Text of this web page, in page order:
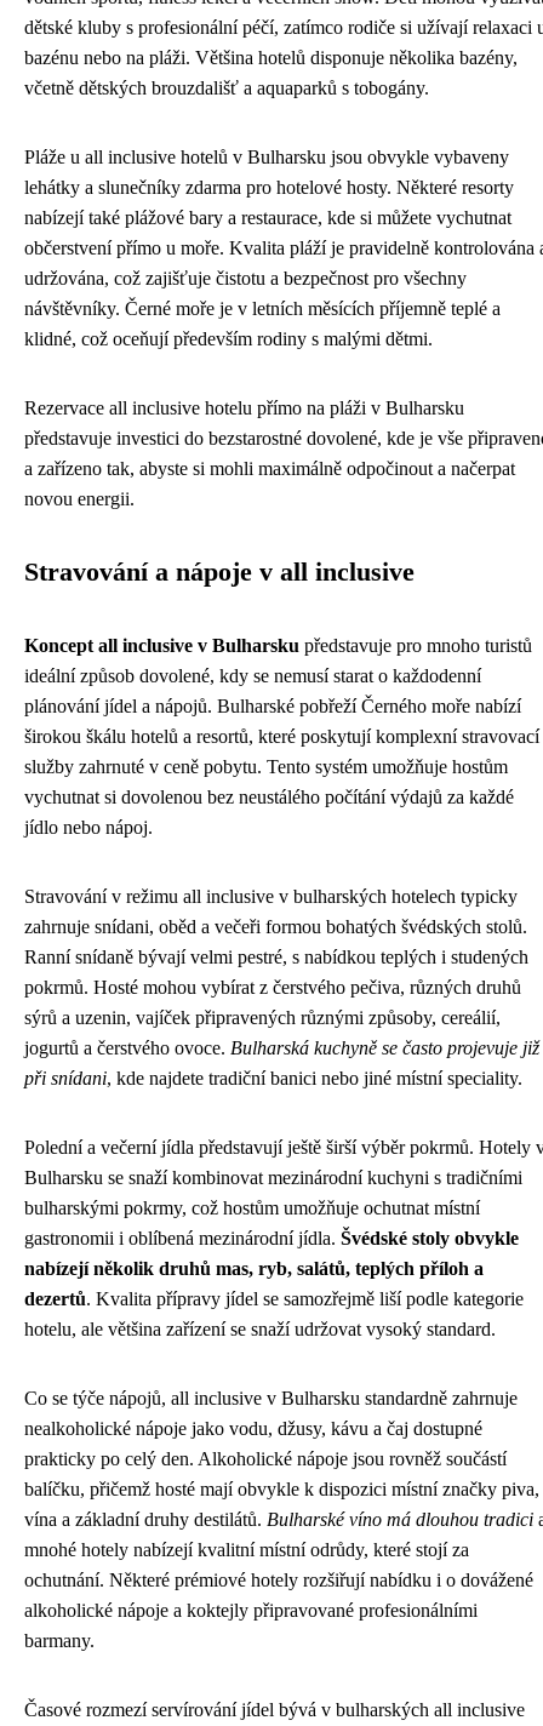
dětské kluby s profesionální péčí, zatímco rodiče si užívají relaxaci
bazénu nebo na pláži. Většina hotelů disponuje několika bazény,
včetně dětských brouzdališť a aquaparků s tobogány.
Pláže u all inclusive hotelů v Bulharsku jsou obvykle vybaveny
lehátky a slunečníky zdarma pro hotelové hosty. Některé resorty
nabízejí také plážové bary a restaurace, kde si můžete vychutnat
občerstvení přímo u moře. Kvalita pláží je pravidelně kontrolována
udržována, což zajišťuje čistotu a bezpečnost pro všechny
návštěvníky. Černé moře je v letních měsících příjemně teplé a
klidné, což oceňují především rodiny s malými dětmi.
Rezervace all inclusive hotelu přímo na pláži v Bulharsku
představuje investici do bezstarostné dovolené, kde je vše
a zařízeno tak, abyste si mohli maximálně odpočinout a načerpat
novou energii.
Stravování a nápoje v all inclusive
Koncept all inclusive v Bulharsku představuje pro mnoho turistů
ideální způsob dovolené, kdy se nemusí starat o každodenní
plánování jídel a nápojů. Bulharské pobřeží Černého moře nabízí
širokou škálu hotelů a resortů, které poskytují komplexní stravovací
služby zahrnuté v ceně pobytu. Tento systém umožňuje hostům
vychutnat si dovolenou bez neustálého počítání výdajů za každé
jídlo nebo nápoj.
Stravování v režimu all inclusive v bulharských hotelech typicky
zahrnuje snídani, oběd a večeři formou bohatých švédských stolů.
Ranní snídaně bývají velmi pestré, s nabídkou teplých i studených
pokrmů. Hosté mohou vybírat z čerstvého pečiva, různých druhů
sýrů a uzenin, vajíček připravených různými způsoby, cereálií,
jogurtů a čerstvého ovoce. Bulharská kuchyně se často projevuje již
při snídani, kde najdete tradiční banici nebo jiné místní speciality.
Polední a večerní jídla představují ještě širší výběr pokrmů. Hotely
Bulharsku se snaží kombinovat mezinárodní kuchyni s tradičními
bulharskými pokrmy, což hostům umožňuje ochutnat místní
gastronomii i oblíbená mezinárodní jídla. Švédské stoly obvykle
nabízejí několik druhů mas, ryb, salátů, teplých příloh a
dezertů. Kvalita přípravy jídel se samozřejmě liší podle kategorie
hotelu, ale většina zařízení se snaží udržovat vysoký standard.
Co se týče nápojů, all inclusive v Bulharsku standardně zahrnuje
nealkoholické nápoje jako vodu, džusy, kávu a čaj dostupné
prakticky po celý den. Alkoholické nápoje jsou rovněž součástí
balíčku, přičemž hosté mají obvykle k dispozici místní značky piva,
vína a základní druhy destilátů. Bulharské víno má dlouhou tradici
mnohé hotely nabízejí kvalitní místní odrůdy, které stojí za
ochutnání. Některé prémiové hotely rozšiřují nabídku i o dovážené
alkoholické nápoje a koktejly připravované profesionálními
barmany.
Časové rozmezí servírování jídel bývá v bulharských all inclusive